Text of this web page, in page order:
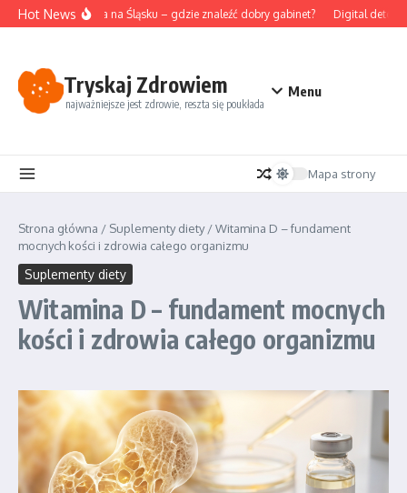
Przejdź do treści
Hot News
Akupunktura na Śląsku – gdzie znaleźć dobry gabinet? Digital detox i
Tryskaj Zdrowiem
najważniejsze jest zdrowie, reszta się poukłada
Menu
Mapa strony
Strona główna / Suplementy diety/Witamina D – fundament
mocnych kości i zdrowia całego organizmu
Suplementy diety
Witamina D – fundament mocnych
kości i zdrowia całego organizmu